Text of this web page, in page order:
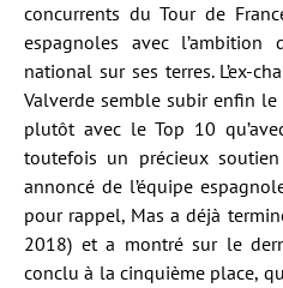
concurrents du Tour de
espagnoles avec
national sur ses terres. L’ex-
Valverde semble subir enfin
plutôt avec le Top 10
toutefois un précieux
annoncé de l’équipe
pour rappel, Mas a déjà
2018) et a montré sur le
conclu à la cinquième place,